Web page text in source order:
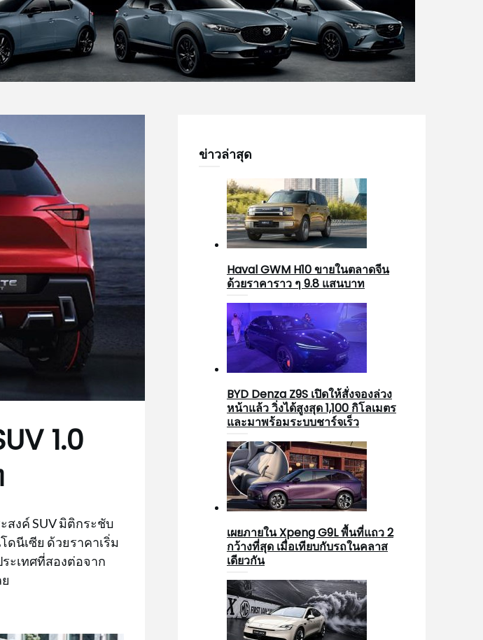
1.0
สงค์ SUV มิติกระชับ
ดนีเซีย ด้วยราคาเริ่ม
ะเทศที่สองต่อจาก
ข่าวล่าสุด
Haval GWM H10 ขายในตลาดจีน
ด้วยราคาราว ๆ 9.8 แสนบาท
BYD Denza Z9S เปิดให้สั่งจองล่วง
หน้าแล้ว วิ่งได้สูงสุด 1,100 กิโลเมตร
และมาพร้อมระบบชาร์จเร็ว
เผยภายใน Xpeng G9L พื้นที่แถว 2
กว้างที่สุด เมื่อเทียบกับรถในคลาส
เดียวกัน